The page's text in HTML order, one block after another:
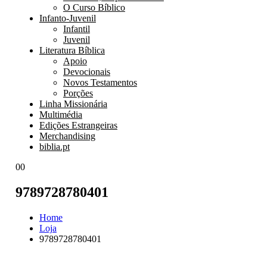
O Curso Bíblico
Infanto-Juvenil
Infantil
Juvenil
Literatura Bíblica
Apoio
Devocionais
Novos Testamentos
Porções
Linha Missionária
Multimédia
Edições Estrangeiras
Merchandising
biblia.pt
00
9789728780401
Home
Loja
9789728780401